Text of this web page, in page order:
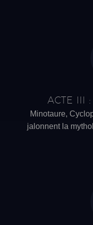
ACTE III :
Minotaure,
jalonnent la